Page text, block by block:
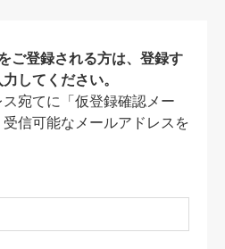
ご登録される方は、登録す
してください。
宛てに「仮登録確認メー
信可能なメールアドレスを